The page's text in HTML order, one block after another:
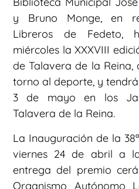
y Bruno Monge, en
Libreros de Fedeto,
miércoles la XXXVIII
de Talavera de la
torno al deporte, y
3 de mayo en los
Talavera de la Reina.
La Inauguración de la
viernes 24 de abril a
entrega del premio
Organismo Autónomo